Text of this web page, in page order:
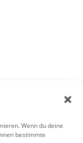
Wenn du deine
bestimmte